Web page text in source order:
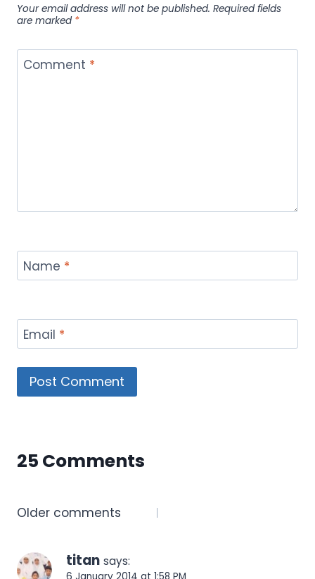
Your email address will not be published. Required fields
are marked *
Comment *
Name *
Email *
25 Comments
Comments
Older comments
titan says: